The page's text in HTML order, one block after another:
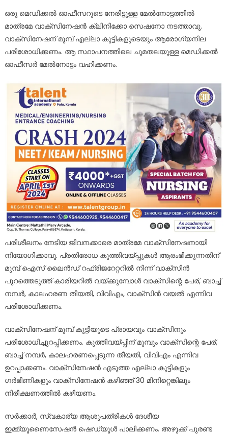
ഒരു മെഡിക്കല്‍ ഓഫീസറുടെ നേരിട്ടുള്ള മേല്‍നോട്ടത്തില്‍
മാത്രമേ വാക്‌സിനേഷന്‍ ക്ലിനിക്കോ സെഷനോ നടത്താവൂ.
വാക്‌സിനേഷന് മുമ്പ് എല്ലാ കുട്ടികളുടെയും ആരോഗ്യനില
പരിശോധിക്കണം. ആ സ്ഥാപനത്തിലെ ചുമതലയുള്ള മെഡിക്കല്‍
ഓഫീസര്‍ മേല്‍നോട്ടം വഹിക്കണം.
പരിശീലനം നേടിയ ജിവനക്കാരെ മാത്രമേ വാക്‌സിനേഷനായി
നിയോഗിക്കാവൂ. പ്രതിരോധ കുത്തിവയ്പ്പുകള്‍ ആരംഭിക്കുന്നതിന്
മുമ്പ് ഐസ് ലൈന്‍ഡ് റഫ്രിജറേറ്ററില്‍ നിന്ന് വാക്‌സിന്‍
പുറത്തെടുത്ത് കാരിയറില്‍ വയ്ക്കുമ്പോള്‍ വാക്സിന്റെ പേര്, ബാച്ച്
നമ്പര്‍, കാലഹരണ തീയതി, വിവിഎം, വാക്‌സിന്‍ വയല്‍ എന്നിവ
പരിശോധിക്കണം.
വാക്‌സിനേഷന് മുമ്പ് കുട്ടിയുടെ പ്രായവും വാക്‌സിനും
പരിശോധിച്ചുറപ്പിക്കണം. കുത്തിവയ്പ്പിന് മുമ്പും വാക്സിന്റെ പേര്,
ബാച്ച് നമ്പര്‍, കാലഹരണപ്പെടുന്ന തീയതി, വിവിഎം എന്നിവ
ഉറപ്പാക്കണം. വാക്‌സിനേഷന്‍ എടുത്ത എല്ലാ കുട്ടികളും
ഗര്‍ഭിണികളും വാക്‌സിനേഷന്‍ കഴിഞ്ഞ് 30 മിനിറ്റെങ്കിലും
നിരീക്ഷണത്തില്‍ കഴിയണം.
സര്‍ക്കാര്‍, സ്വകാര്യ ആശുപത്രികള്‍ ദേശീയ
ഇമ്മ്യൂണൈസേഷന്‍ ഷെഡ്യൂള്‍ പാലിക്കണം. അഴുക്ക് പുരണ്ട